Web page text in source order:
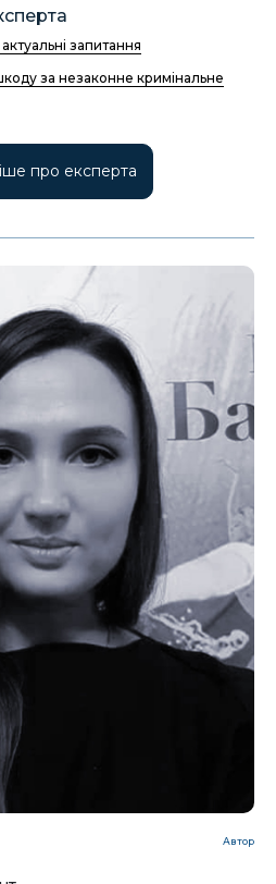
запитання
за незаконне кримінальне
про експерта
Автор